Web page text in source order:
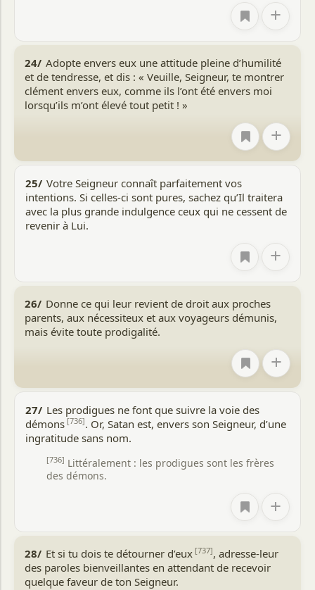
+
24/ Adopte envers eux une attitude pleine d’humilité
et de tendresse, et dis : « Veuille, Seigneur, te montrer
clément envers eux, comme ils l’ont été envers moi
lorsqu’ils m’ont élevé tout petit ! »
+
25/ Votre Seigneur connaît parfaitement vos
intentions. Si celles-ci sont pures, sachez qu’Il traitera
avec la plus grande indulgence ceux qui ne cessent de
revenir à Lui.
+
26/ Donne ce qui leur revient de droit aux proches
parents, aux nécessiteux et aux voyageurs démunis,
mais évite toute prodigalité.
+
27/ Les prodigues ne font que suivre la voie des
démons [736]. Or, Satan est, envers son Seigneur, d’une
ingratitude sans nom.
[736] Littéralement : les prodigues sont les frères
des démons.
+
28/ Et si tu dois te détourner d’eux [737], adresse-leur
des paroles bienveillantes en attendant de recevoir
quelque faveur de ton Seigneur.